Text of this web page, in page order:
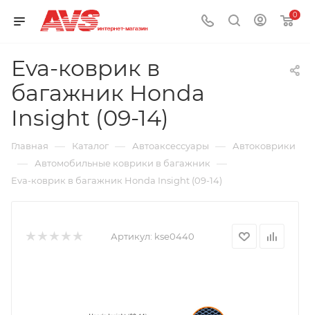
0
Eva-коврик в
багажник Honda
Insight (09-14)
Главная — Каталог — Автоаксессуары — Автоковрики
— Автомобильные коврики в багажник —
Eva-коврик в багажник Honda Insight (09-14)
Артикул: kse0440